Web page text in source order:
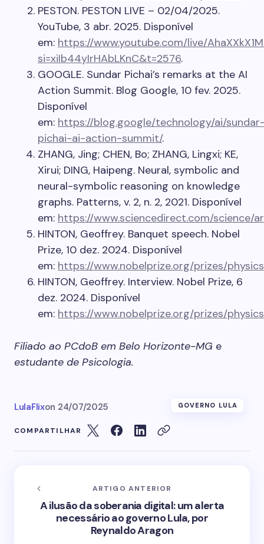
PESTON. PESTON LIVE – 02/04/2025.
YouTube, 3 abr. 2025. Disponível
em: https://www.youtube.com/live/
si=xiIb44yIrHAbLKnC&t=2576.
GOOGLE. Sundar Pichai’s remarks at the AI
Action Summit. Blog Google, 10 fev. 2025.
Disponível
em: https://blog.google/technology/ai/
pichai-ai-action-summit/.
ZHANG, Jing; CHEN, Bo; ZHANG, Lingxi; KE,
Xirui; DING, Haipeng. Neural, symbolic and
neural-symbolic reasoning on knowledge
graphs. Patterns, v. 2, n. 2, 2021. Disponível
em: https://www.sciencedirect.com/science/
HINTON, Geoffrey. Banquet speech. Nobel
Prize, 10 dez. 2024. Disponível
em: https://www.nobelprize.org/prizes/
HINTON, Geoffrey. Interview. Nobel Prize, 6
dez. 2024. Disponível
em: https://www.nobelprize.org/prizes/
Filiado ao PCdoB em Belo Horizonte-MG e
estudante de Psicologia.
LulaFlixon 24/07/2025 GOVERNO LULA
COMPARTILHAR
ARTIGO ANTERIOR
A ilusão da soberania digital: um alerta
necessário ao governo Lula, por
Reynaldo Aragon